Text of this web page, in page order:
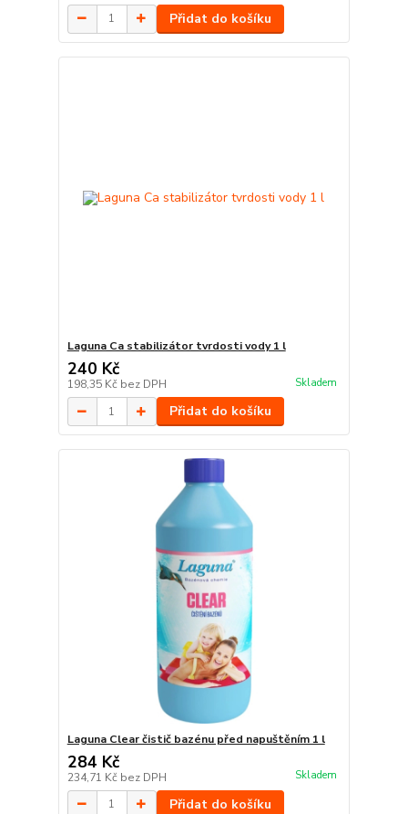
Přidat do košíku
Laguna Ca stabilizátor tvrdosti vody 1 l
240 Kč
198,35 Kč bez DPH Skladem
Přidat do košíku
Laguna Clear čistič bazénu před napuštěním 1 l
284 Kč
234,71 Kč bez DPH Skladem
Přidat do košíku